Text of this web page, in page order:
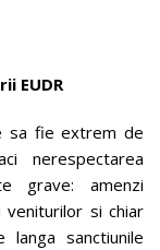
EUDR
sa fie extrem de
nerespectarea
grave: amenzi
veniturilor si chiar
sanctiunile